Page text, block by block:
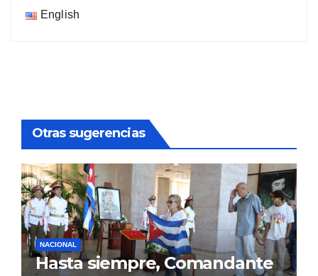
English
Otras sugerencias
NACIONAL
Hasta siempre, Comandante